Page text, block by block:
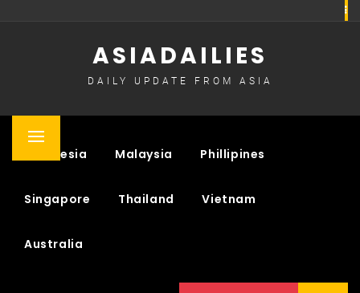
ASIADAILIES
DAILY UPDATE FROM ASIA
Primary
Indonesia Malaysia Phillipines
Singapore Thailand Vietnam
Australia